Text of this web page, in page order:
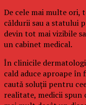
De cele mai multe ori,
căldurii sau a statului
devin tot mai vizibile
un cabinet medical.
În clinicile
cald aduce aproape în
caută soluții pentru
realitate, medicii spun